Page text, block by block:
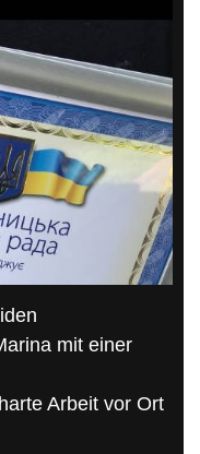
mit einer
Arbeit vor Ort